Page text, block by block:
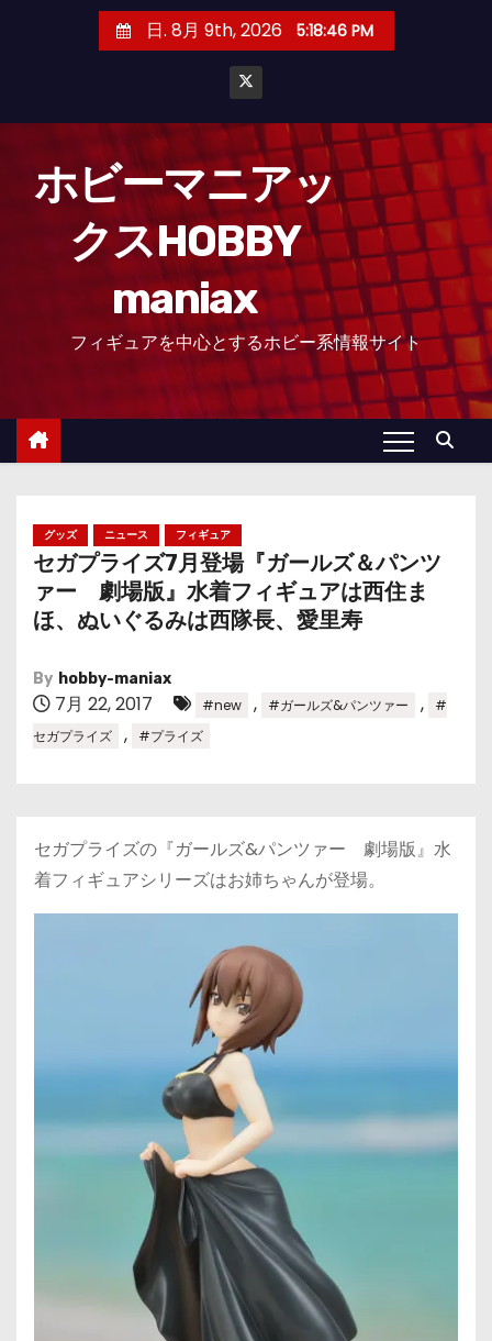
日. 8月 9th, 2026 5:18:47 PM
ホビーマニアッ
クスHOBBY
maniax
フィギュアを中心とするホビー系情報サイト
グッズ ニュース フィギュア
セガプライズ7月登場『ガールズ＆パンツ
ァー 劇場版』水着フィギュアは西住ま
ほ、ぬいぐるみは西隊長、愛里寿
By hobby-maniax
7月 22, 2017 #new , #ガールズ&パンツァー ,
#
セガプライズ
, #プライズ
セガプライズの『ガールズ&パンツァー 劇場版』水
着フィギュアシリーズはお姉ちゃんが登場。